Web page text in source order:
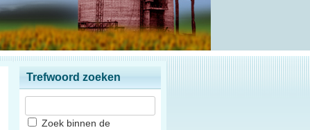
Trefwoord zoeken
Zoek binnen de